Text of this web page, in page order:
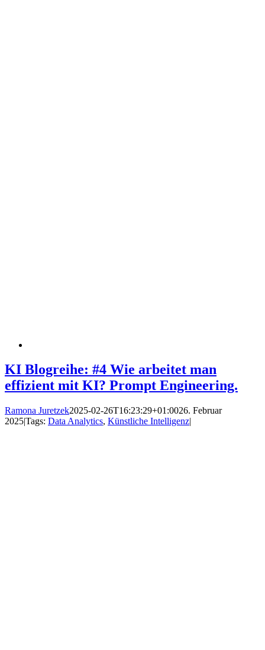
KI Blogreihe: #4 Wie arbeitet man
effizient mit KI? Prompt Engineering.
Ramona Juretzek2025-02-26T16:23:29+01:0026. Februar
2025|Tags: Data Analytics, Künstliche Intelligenz|